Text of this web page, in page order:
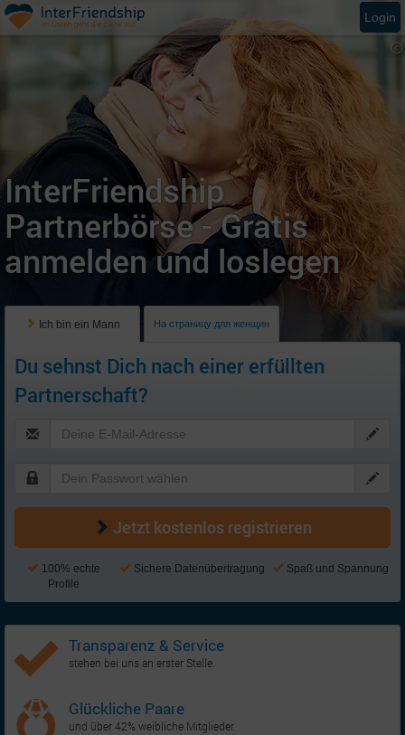
InterFriendship
Partnerbörse - Gratis
anmelden und loslegen
Ich bin ein Mann На страницу для женщин
Du sehnst Dich nach einer erfüllten
Partnerschaft?
Jetzt kostenlos registrieren
100% echte
Profile
Sichere Datenübertragung Spaß und Spannung
Transparenz & Service
stehen bei uns an erster Stelle.
Glückliche Paare
und über 42% weibliche Mitglieder.
Login